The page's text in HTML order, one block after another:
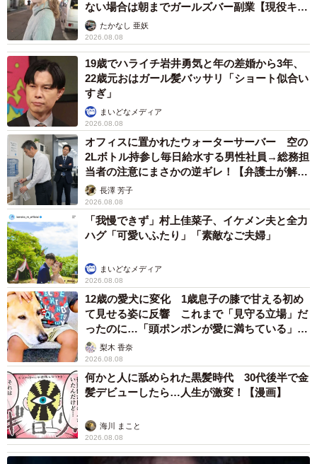
ない場合は朝までガールズバー副業【現役キャ
ストに取材】
たかなし 亜妖
2026.08.08
19歳でハライチ岩井勇気と年の差婚から3年、
22歳元おはガール髪バッサリ「ショート似合い
すぎ」
まいどなメディア
2026.08.08
オフィスに置かれたウォーターサーバー 空の
2Lボトル持参し毎日給水する男性社員→総務担
当者の注意にまさかの逆ギレ！【弁護士が解
説】長澤 芳子
2026.08.08
「我慢できず」村上佳菜子、イケメン夫と全力
ハグ「可愛いふたり」「素敵なご夫婦」
まいどなメディア
2026.08.08
12歳の愛犬に変化 1歳息子の膝で甘える初め
て見せる姿に反響 これまで「見守る立場」だ
ったのに…「頭ポンポンが愛に満ちている」
「尊…」
梨木 香奈
2026.08.08
何かと人に舐められた黒髪時代 30代後半で金
髪デビューしたら…人生が激変！【漫画】
海川 まこと
2026.08.08